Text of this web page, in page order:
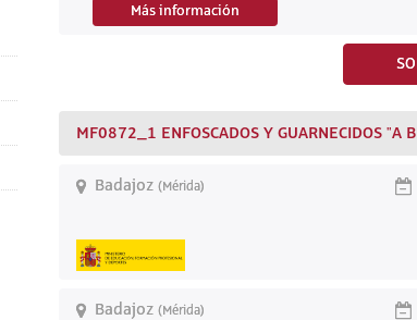
Más información
MF0872_1 ENFOSCADOS Y GUARNECIDOS "A
Badajoz (Mérida)
Badajoz (Mérida)